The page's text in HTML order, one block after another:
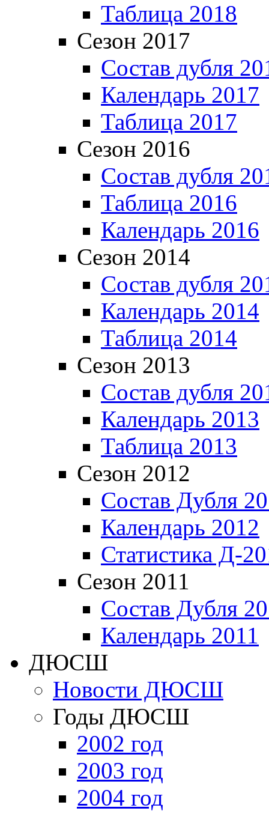
Таблица 2018
Сезон 2017
Состав дубля
Календарь 2017
Таблица 2017
Сезон 2016
Состав дубля
Таблица 2016
Календарь 2016
Сезон 2014
Состав дубля
Календарь 2014
Таблица 2014
Сезон 2013
Состав дубля
Календарь 2013
Таблица 2013
Сезон 2012
Состав Дубля
Календарь 2012
Статистика Д-
Сезон 2011
Состав Дубля
Календарь 2011
ДЮСШ
Новости ДЮСШ
Годы ДЮСШ
2002 год
2003 год
2004 год